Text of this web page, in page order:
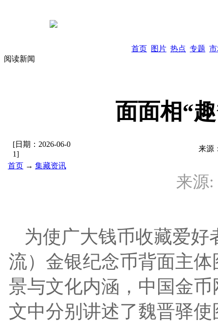
首页 图片 热点 专题
阅读新闻
面面相“
[日期： 2026-06-0
1]
来源
首页 → 集藏资讯
来源
为使广大钱币收藏爱
流）金银纪念币背面主
景与文化内涵，中国金
文中分别讲述了魏晋驿